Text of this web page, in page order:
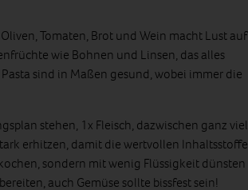
Tomaten, Brot und Wein macht Lust auf
wie Bohnen und Linsen, das alles
sind in Maßen gesund, wobei immer die
stehen, 1x Fleisch, dazwischen ganz viel
erhitzen, damit die wertvollen Inhaltsstoffe
sondern mit wenig Flüssigkeit dünsten
auch Gemüse sollte bissfest sein!